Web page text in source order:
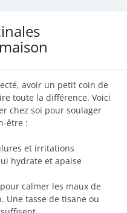
avoir un petit coin de
toute la différence. Voici
chez soi pour soulager
être :
et irritations
hydrate et apaise
calmer les maux de
Une tasse de tisane ou